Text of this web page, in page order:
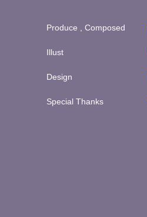
Produce , Composed
Illust
Design
Special Thanks